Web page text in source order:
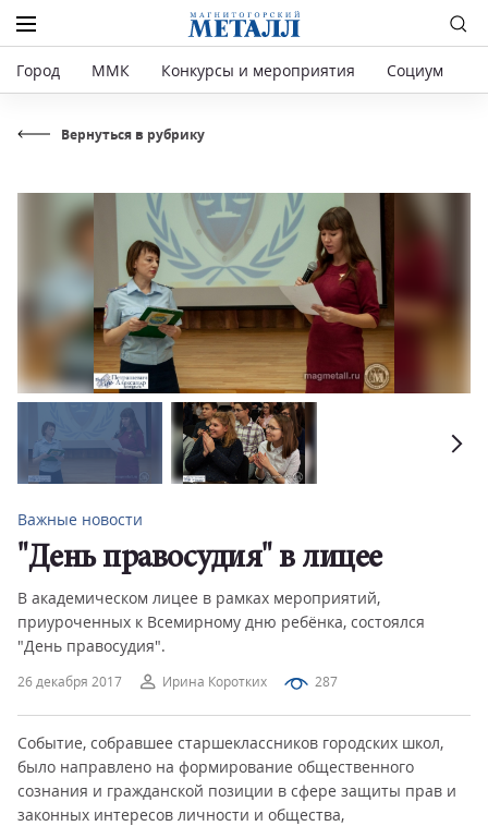
Город ММК Конкурсы и мероприятия Социум
Вернуться в рубрику
26 декабря 2017 Ирина Коротких 287
Важные новости
"День правосудия" в лицее
В академическом лицее в рамках мероприятий,
приуроченных к Всемирному дню ребёнка, состоялся
"День правосудия".
Событие, собравшее старшеклассников городских школ,
было направлено на формирование общественного
сознания и гражданской позиции в сфере защиты прав и
законных интересов личности и общества,